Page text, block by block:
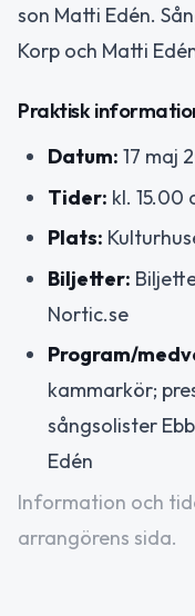
son Matti Edén.
Korp och Matti
Praktisk
Datum: 17 maj
Tider: kl. 15.00
Plats:
Biljetter:
Nortic.se
Program/
kammarkör;
sångsolister
Edén
Information och
arrangörens sida.